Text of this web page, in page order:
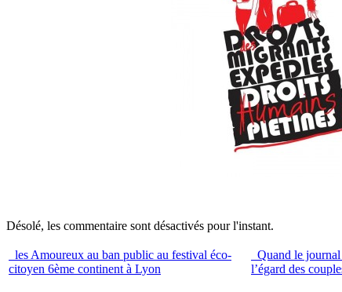
Désolé, les commentaire sont désactivés pour l'instant.
les Amoureux au ban public au festival éco-
citoyen 6ème continent à Lyon
Quand le journal
l’égard des